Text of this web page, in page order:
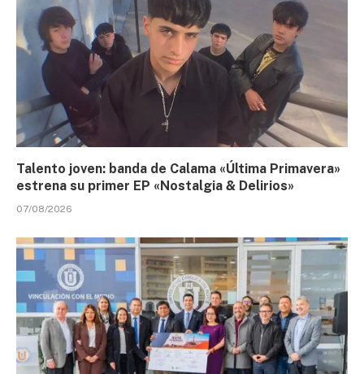
Talento joven: banda de Calama «Última Primavera»
estrena su primer EP «Nostalgia & Delirios»
07/08/2026